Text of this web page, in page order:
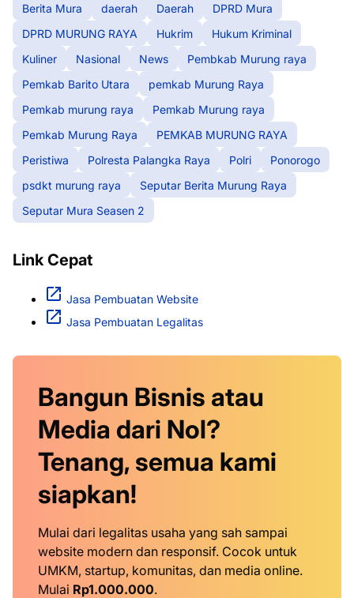
Berita Mura daerah Daerah
DPRD Mura
DPRD MURUNG RAYA
Hukrim
Hukum Kriminal
Kuliner
Nasional News
Pembkab Murung raya
Pemkab Barito Utara
pemkab Murung Raya
Pemkab murung raya
Pemkab Murung raya
Pemkab Murung Raya
PEMKAB MURUNG RAYA
Peristiwa
Polresta Palangka Raya Polri
Ponorogo
psdkt murung raya
Seputar Berita Murung Raya
Seputar Mura Seasen 2
Link Cepat
Jasa Pembuatan Website
Jasa Pembuatan Legalitas
Bangun Bisnis atau
Media dari Nol?
Tenang, semua kami
siapkan!
Mulai dari legalitas usaha yang sah sampai
website modern dan responsif. Cocok untuk
UMKM, startup, komunitas, dan media online.
Mulai Rp1.000.000.